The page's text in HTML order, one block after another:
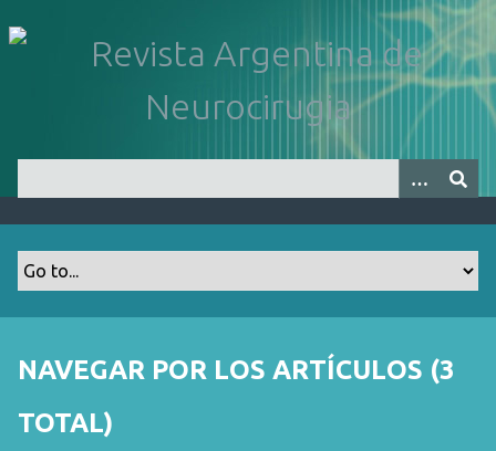
l
c
NAVEGAR POR LOS ARTÍCULOS (3
TOTAL)